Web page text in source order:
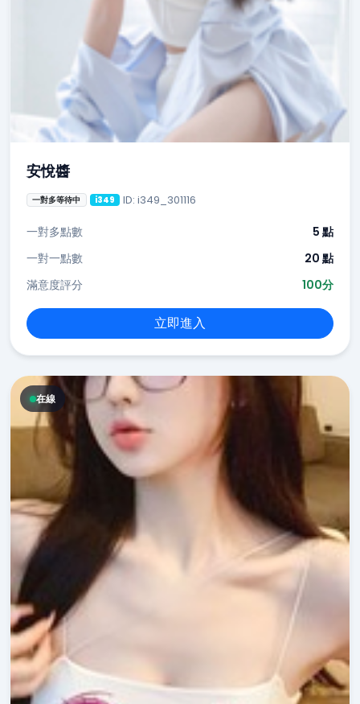
安悅醬
一對多等待中 i349 ID: i349_301116
一對多點數
5 點
一對一點數
20 點
滿意度評分
100分
立即進入
在線